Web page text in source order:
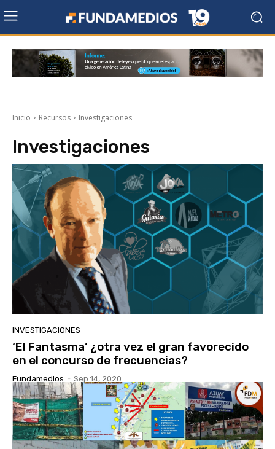
Inicio Recursos Investigaciones
Investigaciones
INVESTIGACIONES
‘El Fantasma’ ¿otra vez el gran favorecido
en el concurso de frecuencias?
Fundamedios - Sep 14, 2020